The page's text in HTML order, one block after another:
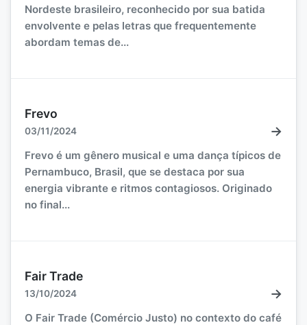
Nordeste brasileiro, reconhecido por sua batida
envolvente e pelas letras que frequentemente
abordam temas de...
Frevo
03/11/2024 →
Frevo é um gênero musical e uma dança típicos de
Pernambuco, Brasil, que se destaca por sua
energia vibrante e ritmos contagiosos. Originado
no final...
Fair Trade
13/10/2024 →
O Fair Trade (Comércio Justo) no contexto do café